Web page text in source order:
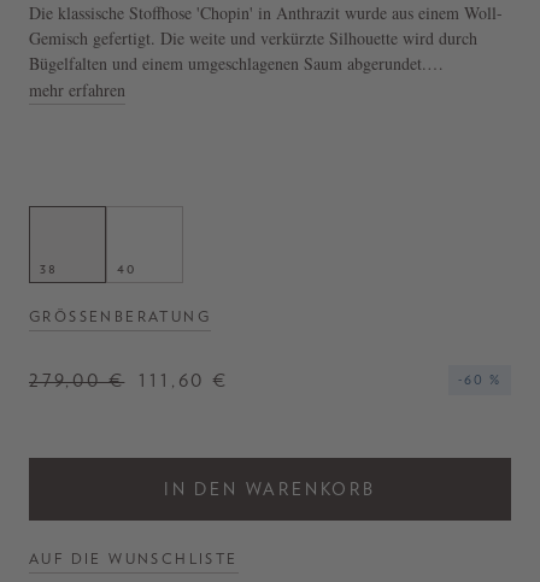
Die klassische Stoffhose 'Chopin' in Anthrazit wurde aus einem Woll-
Gemisch gefertigt. Die weite und verkürzte Silhouette wird durch
Bügelfalten und einem umgeschlagenen Saum abgerundet.
mehr erfahren
38 40
GRÖSSENBERATUNG
279,00 € 111,60 € -60 %
IN DEN WARENKORB
AUF DIE WUNSCHLISTE